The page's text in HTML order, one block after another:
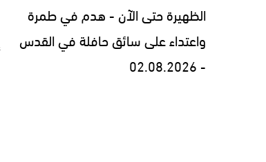
الظهيرة حتى الآن - هدم في طمرة
واعتداء على سائق حافلة في القدس
- 02.08.2026